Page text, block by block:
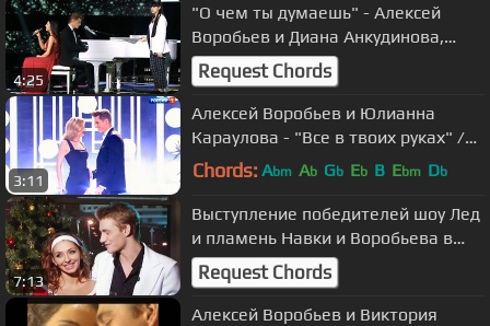
4:25
"О чем ты думаешь" - Алексей
Воробьев и Диана Анкудинова,
Карина Исмаилова // ТЭФИ KIDS
2019
Request Chords
3:11
Алексей Воробьев и Юлианна
Караулова - "Все в твоих руках" /
НеОбыкновенный огонек
Chords: Abm Ab Gb Eb B Ebm Db
7:13
Выступление победителей шоу Лед
и пламень Навки и Воробьева в
гала концерте Танец рок н ролл
Request Chords
Алексей Воробьев и Виктория